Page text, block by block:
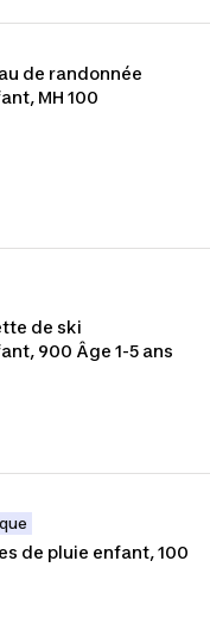
de randonnée
MH 100
de ski
900 Âge 1-5 ans
de pluie enfant, 100